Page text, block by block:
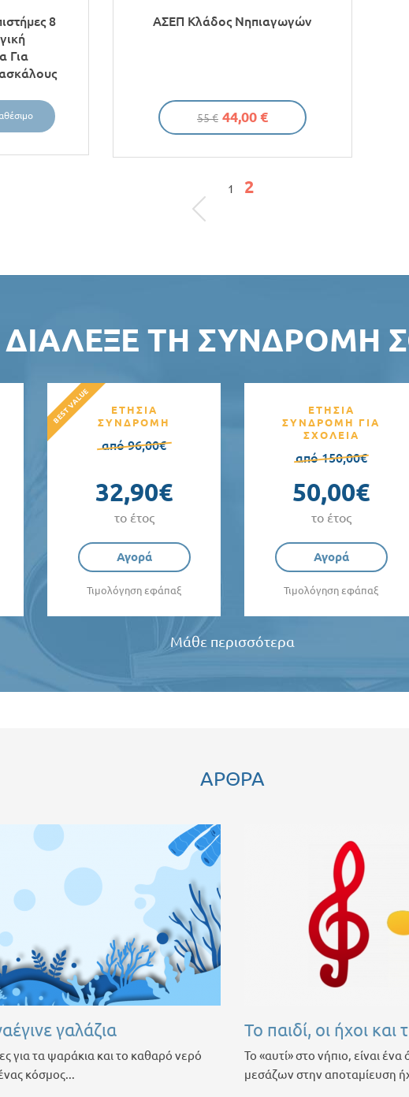
8
Για
ΑΣΕΠ Κλάδος Νηπιαγωγών
55 € 44,00 €
1 2
ΔΙΆΛΕΞΕ ΤΗ ΣΥΝΔΡΟΜΉ
ΕΤΗΣΙΑ
ΣΥΝΔΡΟΜΗ
από 96,00€
32,90€
το έτος
Αγορά
Τιμολόγηση εφάπαξ
ΕΤΗΣΙΑ
ΣΥΝΔΡΟΜΗ ΓΙΑ
ΣΧΟΛΕΙΑ
από 150,00€
50,00€
το έτος
Αγορά
Τιμολόγηση εφάπαξ
Μάθε περισσότερα
ΑΡΘΡΑ
γαλάζια
για τα ψαράκια και το καθαρό νερό
κόσμος...
Το παιδί, οι ήχοι και
Το «αυτί» στο νήπιο, είναι
μεσάζων στην αποταμίευση